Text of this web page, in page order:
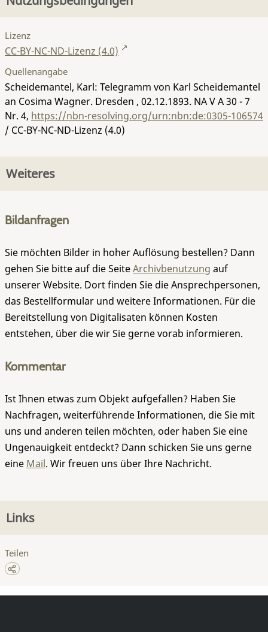
Lizenz
CC-BY-NC-ND-Lizenz (4.0)
Quellenangabe
Scheidemantel, Karl: Telegramm von Karl Scheidemantel
an Cosima Wagner. Dresden , 02.12.1893. NA V A 30 - 7
Nr. 4, https://nbn-resolving.org/urn:nbn:de:0305-106574
/ CC-BY-NC-ND-Lizenz (4.0)
Weiteres
Bildanfragen
Sie möchten Bilder in hoher Auflösung bestellen? Dann
gehen Sie bitte auf die SeiteArchivbenutzung auf
unserer Website. Dort finden Sie die Ansprechpersonen,
das Bestellformular und weitere Informationen. Für die
Bereitstellung von Digitalisaten können Kosten
entstehen, über die wir Sie gerne vorab informieren.
Kommentar
Ist Ihnen etwas zum Objekt aufgefallen? Haben Sie
Nachfragen, weiterführende Informationen, die Sie mit
uns und anderen teilen möchten, oder haben Sie eine
Ungenauigkeit entdeckt? Dann schicken Sie uns gerne
eine Mail. Wir freuen uns über Ihre Nachricht.
Links
Teilen